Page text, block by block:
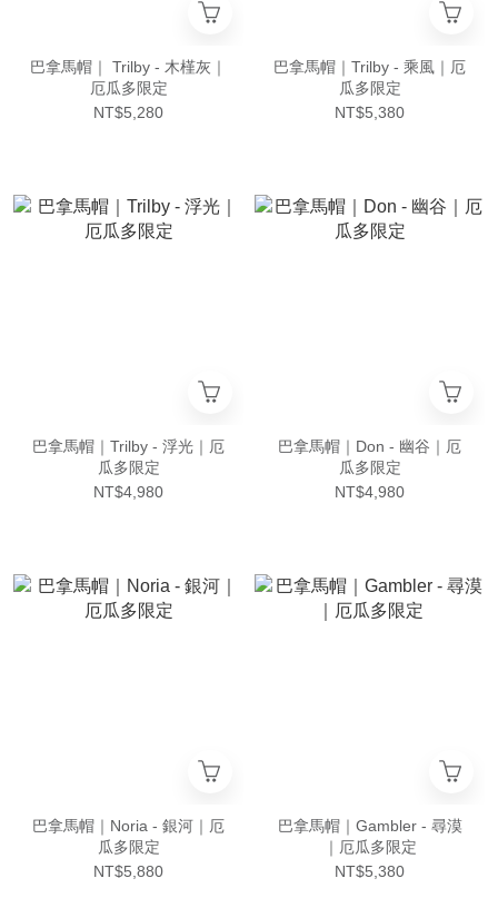
巴拿馬帽｜ Trilby - 木槿灰｜
厄瓜多限定
NT$5,280
巴拿馬帽｜Trilby - 乘風｜厄
瓜多限定
NT$5,380
巴拿馬帽｜Trilby - 浮光｜厄
瓜多限定
NT$4,980
巴拿馬帽｜Don - 幽谷｜厄
瓜多限定
NT$4,980
巴拿馬帽｜Noria - 銀河｜厄
瓜多限定
NT$5,880
巴拿馬帽｜Gambler - 尋漠
｜厄瓜多限定
NT$5,380